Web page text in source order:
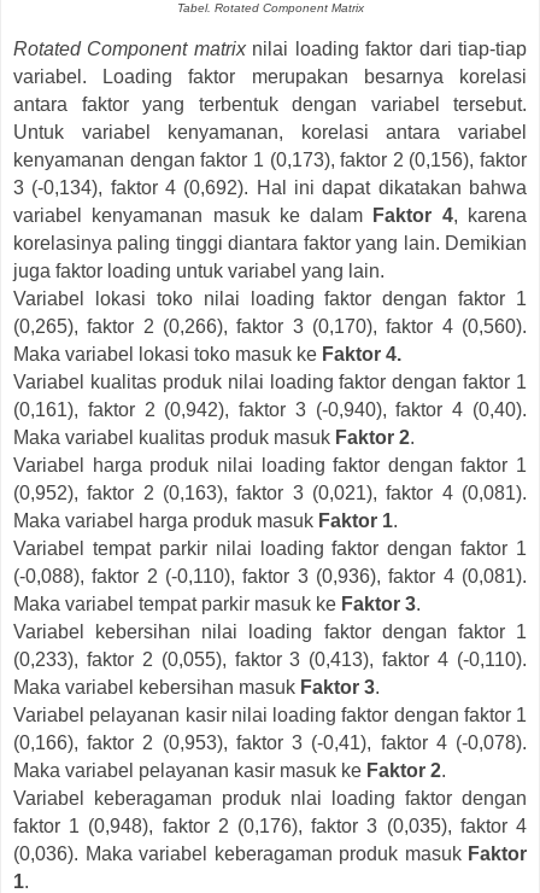
Tabel. Rotated Component Matrix
Rotated Component matrix nilai loading faktor dari tiap-tiap
variabel. Loading faktor merupakan besarnya korelasi
antara faktor yang terbentuk dengan variabel tersebut.
Untuk variabel kenyamanan, korelasi antara variabel
kenyamanan dengan faktor 1 (0,173), faktor 2 (0,156), faktor
3 (-0,134), faktor 4 (0,692). Hal ini dapat dikatakan bahwa
variabel kenyamanan masuk ke dalam
Faktor 4, karena
korelasinya paling tinggi diantara faktor yang lain. Demikian
juga faktor loading untuk variabel yang lain.
Variabel lokasi toko nilai loading faktor dengan faktor 1
(0,265), faktor 2 (0,266), faktor 3 (0,170), faktor 4 (0,560).
Maka variabel lokasi toko masuk ke Faktor 4.
Variabel kualitas produk nilai loading faktor dengan faktor 1
(0,161), faktor 2 (0,942), faktor 3 (-0,940), faktor 4 (0,40).
Maka variabel kualitas produk masuk Faktor 2.
Variabel harga produk nilai loading faktor dengan faktor 1
(0,952), faktor 2 (0,163), faktor 3 (0,021), faktor 4 (0,081).
Maka variabel harga produk masuk Faktor 1.
Variabel tempat parkir nilai loading faktor dengan faktor 1
(-0,088), faktor 2 (-0,110), faktor 3 (0,936), faktor 4 (0,081).
Maka variabel tempat parkir masuk ke Faktor 3.
Variabel kebersihan nilai loading faktor dengan faktor 1
(0,233), faktor 2 (0,055), faktor 3 (0,413), faktor 4 (-0,110).
Maka variabel kebersihan masuk Faktor 3.
Variabel pelayanan kasir nilai loading faktor dengan faktor 1
(0,166), faktor 2 (0,953), faktor 3 (-0,41), faktor 4 (-0,078).
Maka variabel pelayanan kasir masuk ke Faktor 2.
Variabel keberagaman produk nlai loading faktor dengan
faktor 1 (0,948), faktor 2 (0,176), faktor 3 (0,035), faktor 4
(0,036). Maka variabel keberagaman produk masuk Faktor
1.